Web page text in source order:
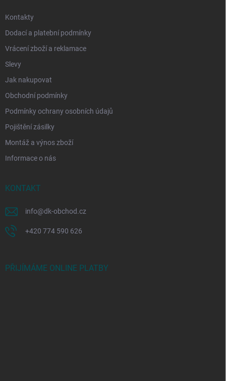
Kontakty
Dodací a platební podmínky
Vrácení zboží a reklamace
Slevy
Jak nakupovat
Obchodní podmínky
Podmínky ochrany osobních údajů
Pojištění zásilky
Montáž a výnos zboží
Informace o nás
KONTAKT
info@dk-obchod.cz
+420 774 590 626
PŘIJÍMÁME ONLINE PLATBY